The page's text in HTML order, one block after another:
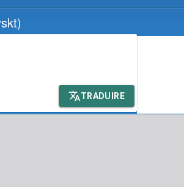
TRADUIRE